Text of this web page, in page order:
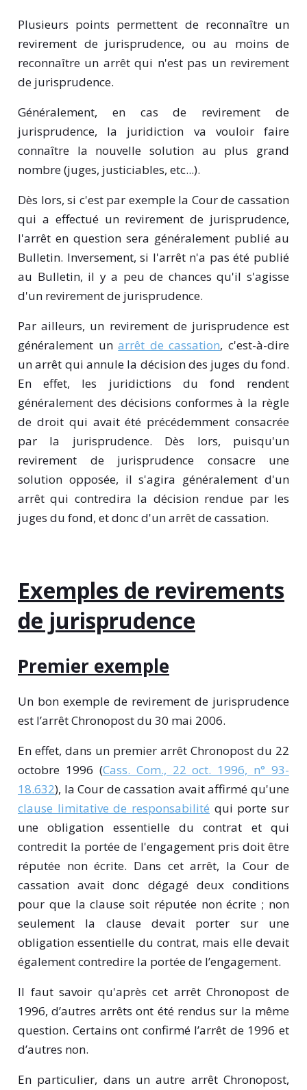
Plusieurs points permettent de reconnaître un
revirement de jurisprudence, ou au moins de
reconnaître un arrêt qui n'est pas un revirement
de jurisprudence.
Généralement, en cas de revirement de
jurisprudence, la juridiction va vouloir faire
connaître la nouvelle solution au plus grand
nombre (juges, justiciables, etc...).
Dès lors, si c'est par exemple la Cour de cassation
qui a effectué un revirement de jurisprudence,
l'arrêt en question sera généralement publié au
Bulletin. Inversement, si l'arrêt n'a pas été publié
au Bulletin, il y a peu de chances qu'il s'agisse
d'un revirement de jurisprudence.
Par ailleurs, un revirement de jurisprudence est
généralement unarrêt de cassation, c'est-à-dire
un arrêt qui annule la décision des juges du fond.
En effet, les juridictions du fond rendent
généralement des décisions conformes à la règle
de droit qui avait été précédemment consacrée
par la jurisprudence. Dès lors, puisqu'un
revirement de jurisprudence consacre une
solution opposée, il s'agira généralement d'un
arrêt qui contredira la décision rendue par les
juges du fond, et donc d'un arrêt de cassation.
Exemples de revirements
de jurisprudence
Premier exemple
Un bon exemple de revirement de jurisprudence
est l’arrêt Chronopost du 30 mai 2006.
En effet, dans un premier arrêt Chronopost du 22
octobre 1996 (Cass. Com., 22 oct. 1996, n° 93-
18.632), la Cour de cassation avait affirmé qu'une
clause limitative de responsabilité qui porte sur
une obligation essentielle du contrat et qui
contredit la portée de l'engagement pris doit être
réputée non écrite. Dans cet arrêt, la Cour de
cassation avait donc dégagé deux conditions
pour que la clause soit réputée non écrite ; non
seulement la clause devait porter sur une
obligation essentielle du contrat, mais elle devait
également contredire la portée de l’engagement.
Il faut savoir qu'après cet arrêt Chronopost de
1996, d’autres arrêts ont été rendus sur la même
question. Certains ont confirmé l’arrêt de 1996 et
d’autres non.
En particulier, dans un autre arrêt Chronopost,